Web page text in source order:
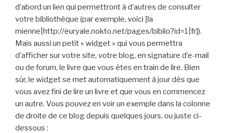
d’abord un lien qui permettront à d’autres de consulter
votre bibliothèque (par exemple, voici [la
mienne|http://euryale.nokto.net/pages/biblio?id=1|fr]).
Mais aussi un petit « widget » qui vous permettra
d’afficher sur votre site, votre blog, en signature d’e-mail
ou de forum, le livre que vous êtes en train de lire. Bien
sûr, le widget se met automatiquement à jour dès que
vous avez fini de lire un livre et que vous en commencez
un autre. Vous pouvez en voir un exemple dans la colonne
de droite de ce blog depuis quelques jours, ou juste ci-
dessous :